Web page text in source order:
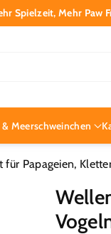
Spielzeit, Mehr Paw
Meerschweinchen
Papageien,